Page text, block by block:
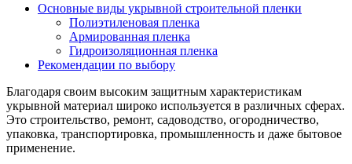
Основные виды укрывной строительной пленки
Полиэтиленовая пленка
Армированная пленка
Гидроизоляционная пленка
Рекомендации по выбору
Благодаря своим высоким защитным характеристикам
укрывной материал широко используется в различных сферах.
Это строительство, ремонт, садоводство, огородничество,
упаковка, транспортировка, промышленность и даже бытовое
применение.